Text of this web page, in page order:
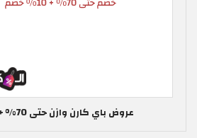
عروض باي كارن وازن حتى 70% + 10% إضافي